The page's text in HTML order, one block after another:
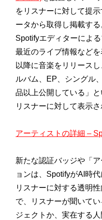
をリスナーに対して提
ータから取得し掲載する
Spotifyエディターによ
最近のライブ情報など
以降に音楽をリリース
ルバム、EP、シングル
品以上公開している」
リスナーに対して表示さ
アーティストの詳細 –
新たな認証バッジや「
ョンは、SpotifyがAI時
リスナーに対する透明
で、リスナーが聞いて
ジェクトか、実在する